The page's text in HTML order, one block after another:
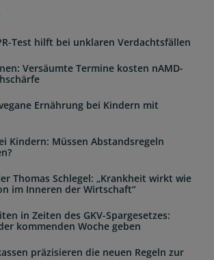
Test hilft bei unklaren Verdachtsfällen
Versäumte Termine kosten nAMD-
Ernährung bei Kindern mit
Kindern: Müssen Abstandsregeln
Thomas Schlegel: „Krankheit wirkt wie
im Inneren der Wirtschaft“
in Zeiten des GKV-Spargesetzes:
kommenden Woche geben
präzisieren die neuen Regeln zur